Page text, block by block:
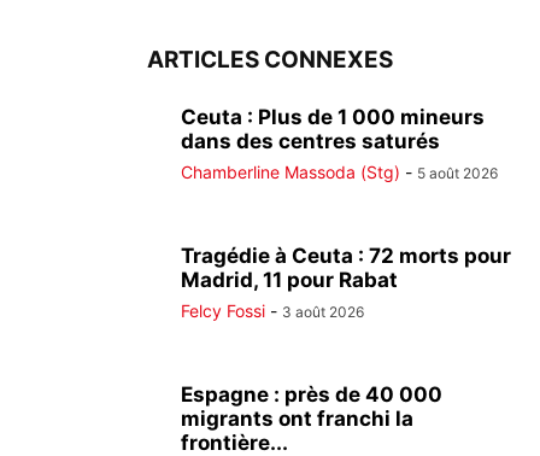
ARTICLES CONNEXES
Ceuta : Plus de 1 000 mineurs
dans des centres saturés
Chamberline Massoda (Stg) - 5 août 2026
Tragédie à Ceuta : 72 morts pour
Madrid, 11 pour Rabat
Felcy Fossi - 3 août 2026
Espagne : près de 40 000
migrants ont franchi la
frontière...